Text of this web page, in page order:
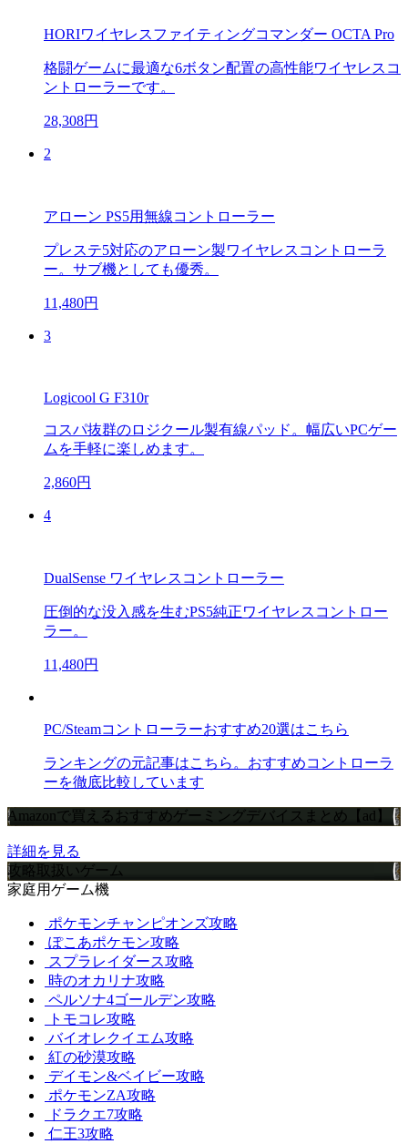
HORIワイヤレスファイティングコマンダー OCTA Pro
格闘ゲームに最適な6ボタン配置の高性能ワイヤレスコ
ントローラーです。
28,308円
2
アローン PS5用無線コントローラー
プレステ5対応のアローン製ワイヤレスコントローラ
ー。サブ機としても優秀。
11,480円
3
Logicool G F310r
コスパ抜群のロジクール製有線パッド。幅広いPCゲー
ムを手軽に楽しめます。
2,860円
4
DualSense ワイヤレスコントローラー
圧倒的な没入感を生むPS5純正ワイヤレスコントロー
ラー。
11,480円
PC/Steamコントローラーおすすめ20選はこちら
ランキングの元記事はこちら。おすすめコントローラ
ーを徹底比較しています
Amazonで買えるおすすめゲーミングデバイスまとめ【ad】
詳細を見る
攻略取扱いゲーム
家庭用ゲーム機
ポケモンチャンピオンズ攻略
ぽこあポケモン攻略
スプラレイダース攻略
時のオカリナ攻略
ペルソナ4ゴールデン攻略
トモコレ攻略
バイオレクイエム攻略
紅の砂漠攻略
デイモン&ベイビー攻略
ポケモンZA攻略
ドラクエ7攻略
仁王3攻略